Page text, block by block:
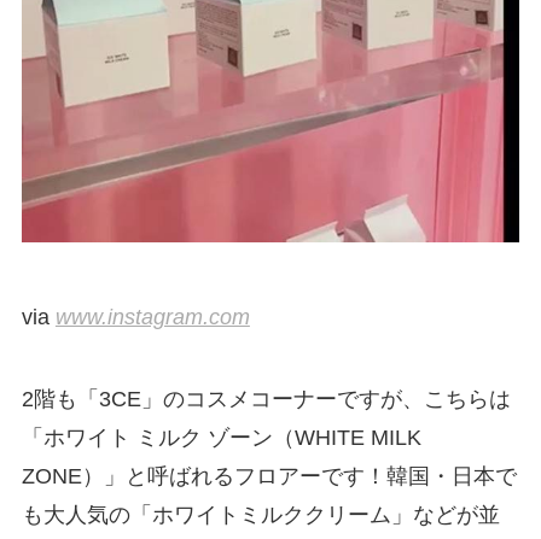
via www.instagram.com
2階も「3CE」のコスメコーナーですが、こちらは
「ホワイト ミルク ゾーン（WHITE MILK
ZONE）」と呼ばれるフロアーです！韓国・日本で
も大人気の「ホワイトミルククリーム」などが並